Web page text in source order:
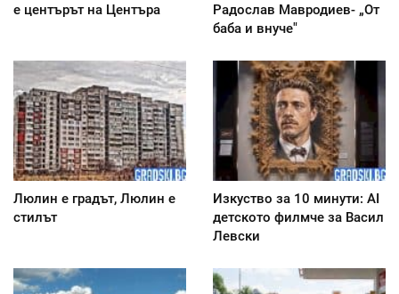
е центърът на Центъра
Радослав Мавродиев- „От
баба и внуче"
Люлин е градът, Люлин е
стилът
Изкуство за 10 минути: AI
детското филмче за Васил
Левски